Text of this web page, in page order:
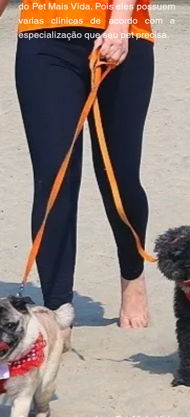
do Pet Mais Vida. Pois eles possuem
varias clinicas de acordo com a
especialização que seu pet precisa.